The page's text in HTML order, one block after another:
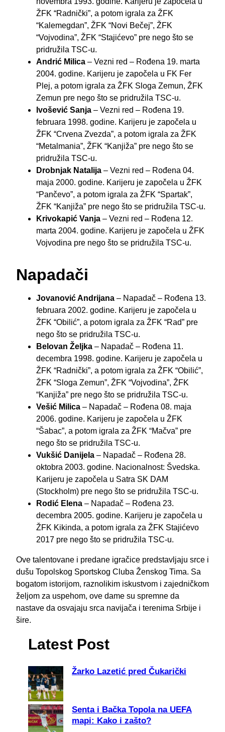
ŽFK “Radnički”, a potom igrala za ŽFK
“Kalemegdan”, ŽFK “Novi Bečej”, ŽFK
“Vojvodina”, ŽFK “Stajićevo” pre nego što se
pridružila TSC-u.
Andrić Milica – Vezni red – Rođena 19. marta
2004. godine. Karijeru je započela u FK Fer
Plej, a potom igrala za ŽFK Sloga Zemun, ŽFK
Zemun pre nego što se pridružila TSC-u.
Ivošević Sanja – Vezni red – Rođena 19.
februara 1998. godine. Karijeru je započela u
ŽFK “Crvena Zvezda”, a potom igrala za ŽFK
“Metalmania”, ŽFK “Kanjiža” pre nego što se
pridružila TSC-u.
Drobnjak Natalija – Vezni red – Rođena 04.
maja 2000. godine. Karijeru je započela u ŽFK
“Pančevo”, a potom igrala za ŽFK “Spartak”,
ŽFK “Kanjiža” pre nego što se pridružila TSC-u.
Krivokapić Vanja – Vezni red – Rođena 12.
marta 2004. godine. Karijeru je započela u ŽFK
Vojvodina pre nego što se pridružila TSC-u.
Napadači
Jovanović Andrijana – Napadač – Rođena 13.
februara 2002. godine. Karijeru je započela u
ŽFK “Obilić”, a potom igrala za ŽFK “Rad” pre
nego što se pridružila TSC-u.
Belovan Željka – Napadač – Rođena 11.
decembra 1998. godine. Karijeru je započela u
ŽFK “Radnički”, a potom igrala za ŽFK “Obilić”,
ŽFK “Sloga Zemun”, ŽFK “Vojvodina”, ŽFK
“Kanjiža” pre nego što se pridružila TSC-u.
Vešić Milica – Napadač – Rođena 08. maja
2006. godine. Karijeru je započela u ŽFK
“Šabac”, a potom igrala za ŽFK “Mačva” pre
nego što se pridružila TSC-u.
Vukšić Danijela – Napadač – Rođena 28.
oktobra 2003. godine. Nacionalnost: Švedska.
Karijeru je započela u Satra SK DAM
(Stockholm) pre nego što se pridružila TSC-u.
Rodić Elena – Napadač – Rođena 23.
decembra 2005. godine. Karijeru je započela u
ŽFK Kikinda, a potom igrala za ŽFK Stajićevo
2017 pre nego što se pridružila TSC-u.
Ove talentovane i predane igračice predstavljaju srce i
dušu Topolskog Sportskog Cluba Ženskog Tima. Sa
bogatom istorijom, raznolikim iskustvom i zajedničkom
željom za uspehom, ove dame su spremne da
nastave da osvajaju srca navijača i terenima Srbije i
šire.
Latest Post
Žarko Lazetić pred Čukarički
Senta i Bačka Topola na UEFA
mapi: Kako i zašto?